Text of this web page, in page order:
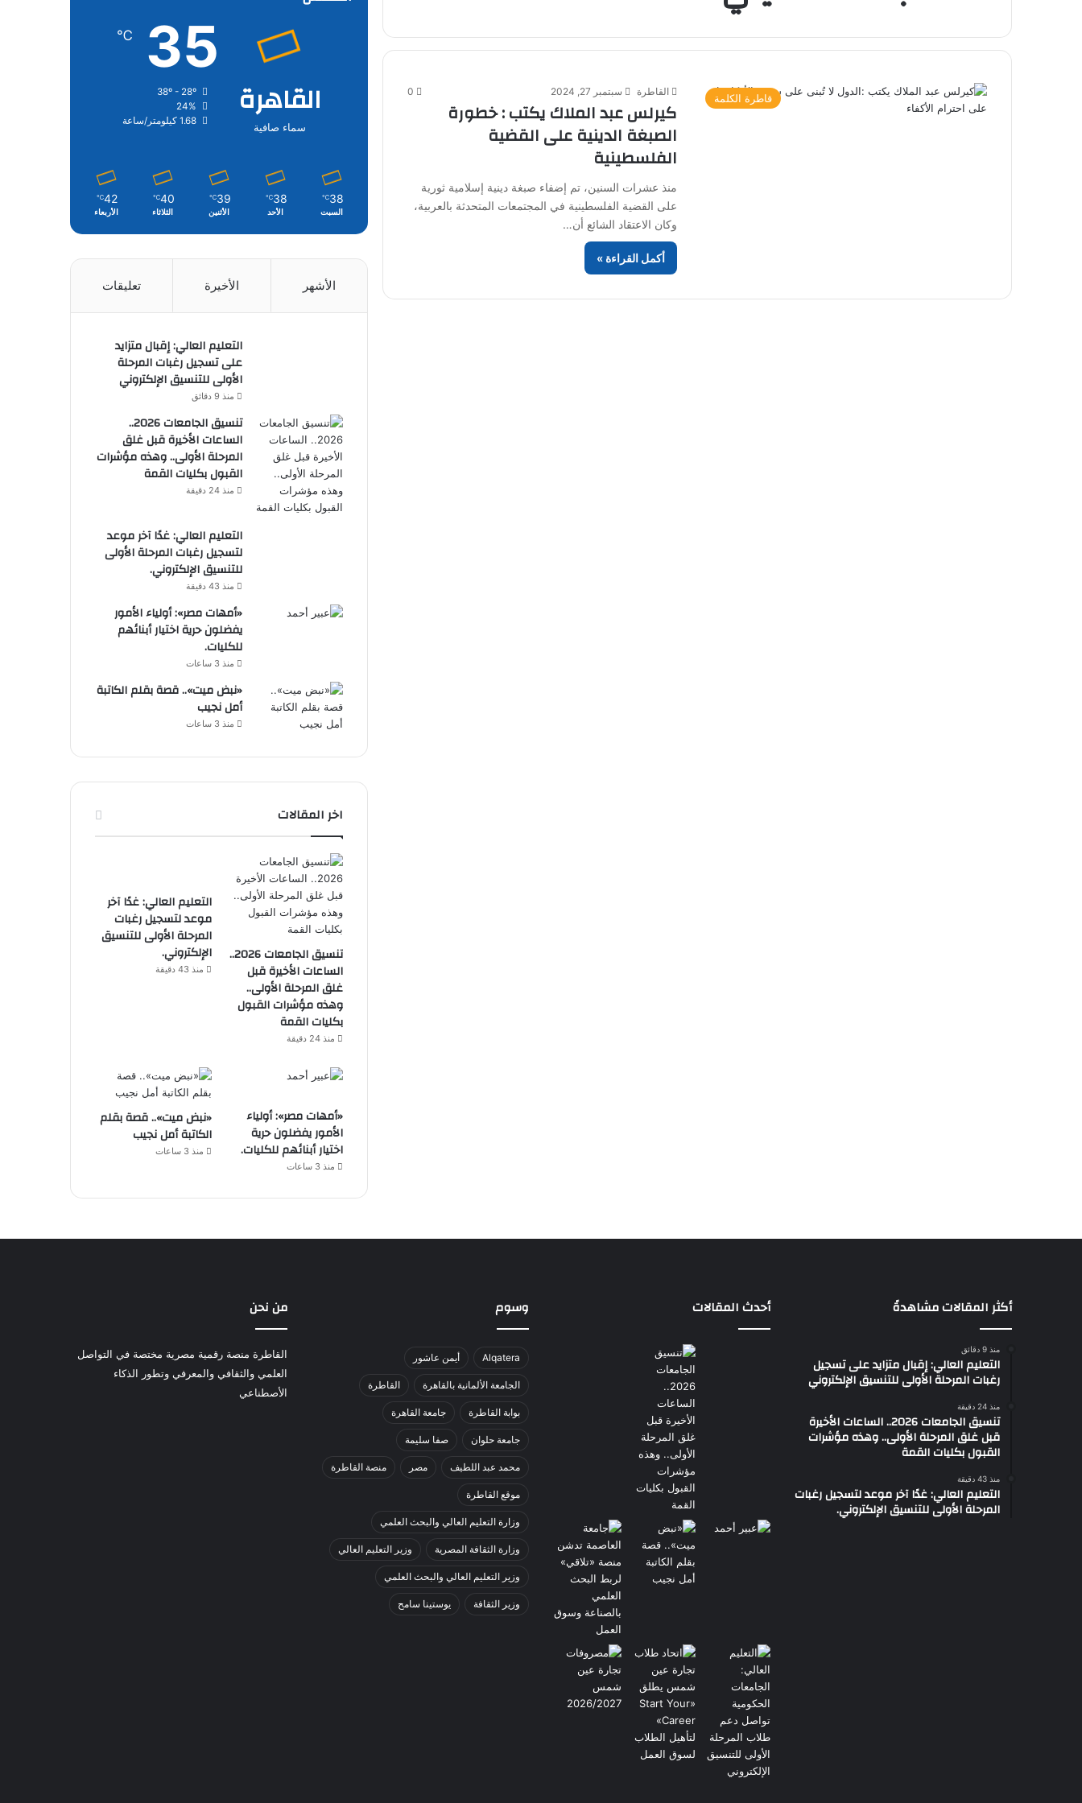
قاطرة الكلمة
القاطرة سبتمبر 27, 2024 0
كيرلس عبد الملاك يكتب : خطورة
الصبغة الدينية على القضية
الفلسطينية
منذ عشرات السنين، تم إضفاء صبغة دينية إسلامية ثورية
على القضية الفلسطينية في المجتمعات المتحدثة بالعربية،
وكان الاعتقاد الشائع أن…
أكمل القراءة »
القاهرة
سماء صافية
35
℃
24%
1.68 كيلومتر/ساعة
38
℃
السبت
38
℃
الأحد
39
℃
الأثنين
40
℃
الثلاثاء
42
℃
الأربعاء
الأشهر الأخيرة تعليقات
التعليم العالي: إقبال متزايد
على تسجيل رغبات المرحلة
الأولى للتنسيق الإلكتروني
منذ 9 دقائق
تنسيق الجامعات 2026..
الساعات الأخيرة قبل غلق
المرحلة الأولى.. وهذه مؤشرات
القبول بكليات القمة
منذ 24 دقيقة
التعليم العالي: غدًا آخر موعد
لتسجيل رغبات المرحلة الأولى
للتنسيق الإلكتروني.
منذ 43 دقيقة
«أمهات مصر»: أولياء الأمور
يفضلون حرية اختيار أبنائهم
للكليات.
منذ 3 ساعات
«نبض ميت».. قصة بقلم الكاتبة
أمل نجيب
منذ 3 ساعات
اخر المقالات
تنسيق الجامعات 2026..
الساعات الأخيرة قبل
غلق المرحلة الأولى..
وهذه مؤشرات القبول
بكليات القمة
منذ 24 دقيقة
التعليم العالي: غدًا آخر
موعد لتسجيل رغبات
المرحلة الأولى للتنسيق
الإلكتروني.
منذ 43 دقيقة
«أمهات مصر»: أولياء
الأمور يفضلون حرية
اختيار أبنائهم للكليات.
منذ 3 ساعات
«نبض ميت».. قصة بقلم
الكاتبة أمل نجيب
منذ 3 ساعات
أكثر المقالات مشاهدةً
منذ 9 دقائق
التعليم العالي: إقبال متزايد على تسجيل
رغبات المرحلة الأولى للتنسيق الإلكتروني
منذ 24 دقيقة
تنسيق الجامعات 2026.. الساعات الأخيرة
قبل غلق المرحلة الأولى.. وهذه مؤشرات
القبول بكليات القمة
منذ 43 دقيقة
التعليم العالي: غدًا آخر موعد لتسجيل رغبات
المرحلة الأولى للتنسيق الإلكتروني.
أحدث المقالات وسوم
Alqatera أيمن عاشور
الجامعة الألمانية بالقاهرة القاطرة
بوابة القاطرة جامعة القاهرة
جامعة حلوان صفا سليمة
محمد عبد اللطيف مصر منصة القاطرة
موقع القاطرة
وزارة التعليم العالي والبحث العلمي
وزارة الثقافة المصرية وزير التعليم العالي
وزير التعليم العالي والبحث العلمي
وزير الثقافة يوستينا سامح
من نحن
القاطرة منصة رقمية مصرية مختصة في التواصل
العلمي والثقافي والمعرفي وتطور الذكاء
الأصطناعي